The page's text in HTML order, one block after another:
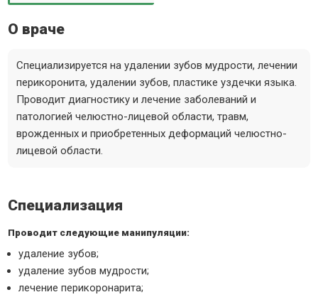
О враче
Специализируется на удалении зубов мудрости, лечении
перикоронита, удалении зубов, пластике уздечки языка.
Проводит диагностику и лечение заболеваний и
патологией челюстно-лицевой области, травм,
врожденных и приобретенных деформаций челюстно-
лицевой области.
Специализация
Проводит следующие манипуляции:
удаление зубов;
удаление зубов мудрости;
лечение перикоронарита;